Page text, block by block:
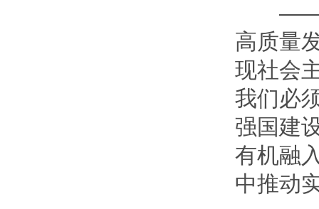
——我
高质量
现社会
我们必
强国建
有机融
中推动